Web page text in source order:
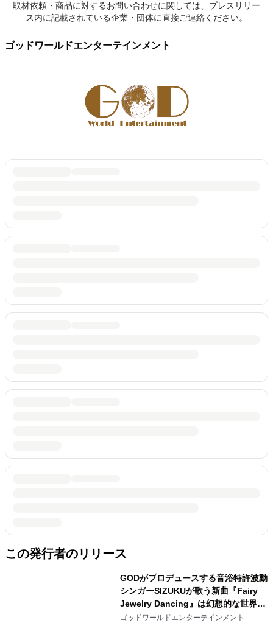
取材依頼・商品に対するお問い合わせに関しては、プレスリリー
ス内に記載されている企業・団体に直接ご連絡ください。
ゴッドワールドエンターテインメント
この発行者のリリース
GODがプロデュースする音浴特許波動
シンガーSIZUKUが歌う新曲『Fairy
Jewelry Dancing』は幻想的な世界観
が米国のラジオ局で大絶賛！
ゴッドワールドエンターテインメント